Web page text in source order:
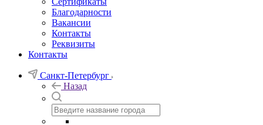
Благодарности
Вакансии
Контакты
Реквизиты
Контакты
Санкт-Петербург
Назад